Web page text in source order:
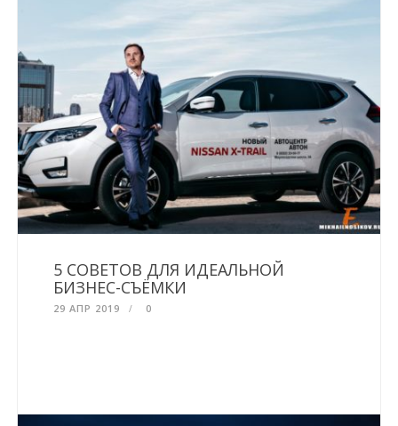
5 СОВЕТОВ ДЛЯ ИДЕАЛЬНОЙ
БИЗНЕС-СЪЁМКИ
29 АПР 2019 0